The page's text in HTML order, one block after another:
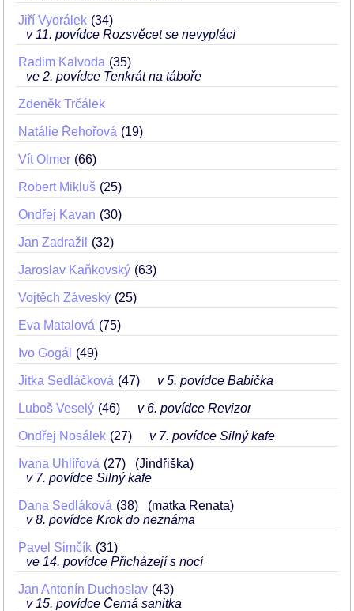
Jiří Vyorálek 34
v 11. povídce Rozsvěcet se nevyplácí
Radim Kalvoda
35
ve 2. povídce Tenkrát na táboře
Zdeněk Trčálek
Natálie Řehořová 19
Vít Olmer 66
Robert Mikluš 25
Ondřej Kavan 30
Jan Zadražil 32
Jaroslav Kaňkovský 63
Vojtěch Záveský 25
Eva Matalová 75
Ivo Gogál 49
Jitka Sedláčková 47 v 5. povídce Babička
Luboš Veselý 46 v 6. povídce Revizor
Ondřej Nosálek 27 v 7. povídce Silný kafe
Ivana Uhlířová 27
(Jindřiška)
v 7. povídce Silný kafe
Dana Sedláková 38
(matka Renata)
v 8. povídce Krok do neznáma
Pavel Šimčík 31
ve 14. povídce Přicházejí s nocí
Jan Antonín Duchoslav 43
v 15. povídce Černá sanitka